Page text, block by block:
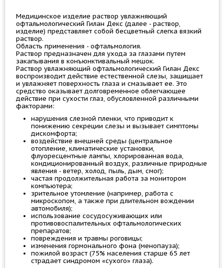
Медицинское изделие раствор увлажняющий
офтальмологический Гилан Декс (далее - раствор,
изделие) представляет собой бесцветный слегка вязкий
раствор.
Область применения - офтальмология.
Раствор предназначен для ухода за глазами путем
закапывания в конъюнктивальный мешок.
Раствор увлажняющий офтальмологический Гилан Декс
воспроизводит действие естественной слезы, защищает
и увлажняет поверхность глаза и смазывает ее. Это
средство оказывает долговременное облегчающее
действие при сухости глаз, обусловленной различными
факторами:
нарушения слезной пленки, что приводит к
понижению секреции слезы и вызывает симптомы
дискомфорта;
воздействие внешней среды (центральное
отопление, климатические установки,
флуоресцентные лампы, хлорированная вода,
кондиционированный воздух, различные природные
явления - ветер, холод, пыль, дым, смог);
частая продолжительная работа за монитором
компьютера;
зрительное утомление (например, работа с
микроскопом, а также при длительном вождении
автомобиля);
использование сосудосуживающих или
противовоспалительных офтальмологических
препаратов;
повреждения и травмы роговицы;
изменения гормонального фона (менопауза);
пожилой возраст (75% населения старше 65 лет
страдает синдромом «сухого» глаза).